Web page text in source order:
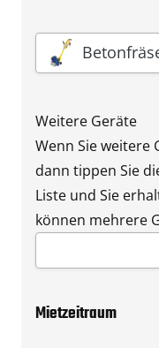
Gerät
Weitere Geräte
Wenn Sie weitere
dann tippen Sie
Liste und Sie
können mehrere
Mietzeitraum